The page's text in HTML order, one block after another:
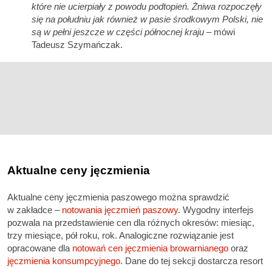
które nie ucierpiały z powodu podtopień. Żniwa rozpoczęły
się na południu jak również w pasie środkowym Polski, nie
są w pełni jeszcze w części północnej kraju – mówi
Tadeusz Szymańczak.
Aktualne ceny jęczmienia
Aktualne ceny jęczmienia paszowego można sprawdzić
w zakładce – notowania jęczmień paszowy. Wygodny interfejs
pozwala na przedstawienie cen dla różnych okresów: miesiąc,
trzy miesiące, pół roku, rok. Analogiczne rozwiązanie jest
opracowane dla notowań cen jęczmienia browarnianego oraz
jęczmienia konsumpcyjnego. Dane do tej sekcji dostarcza resort